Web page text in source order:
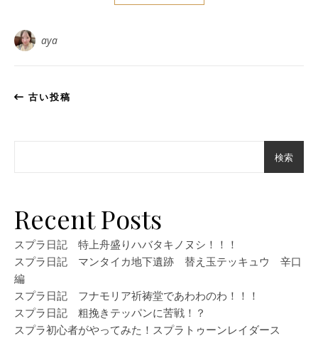
aya
古い投稿
検索
Recent Posts
スプラ日記 特上舟盛りハバタキノヌシ！！！
スプラ日記 マンタイカ地下遺跡 替え玉テッキュウ 辛口
編
スプラ日記 フナモリア祈祷堂であわわのわ！！！
スプラ日記 粗挽きテッパンに苦戦！？
スプラ初心者がやってみた！スプラトゥーンレイダース